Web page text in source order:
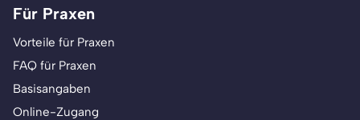
Für Praxen
Vorteile für Praxen
FAQ für Praxen
Basisangaben
Online-Zugang